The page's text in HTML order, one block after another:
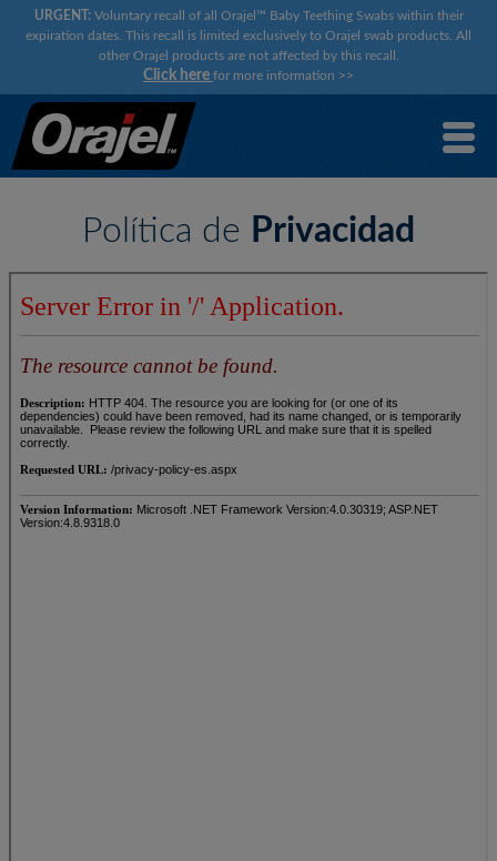
URGENT:Voluntary recall of all Orajel™ Baby Teething Swabs within their
expiration dates. This recall is limited exclusively to Orajel swab products. All
other Orajel products are not affected by this recall.
Click here for more information >>
Política de Privacidad